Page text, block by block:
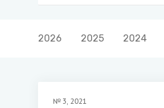
2026 2025 2024
№ 3, 2021